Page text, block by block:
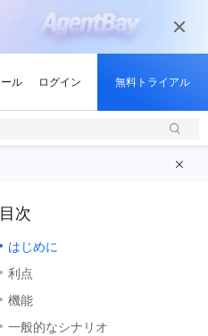
目次
はじめに
利点
機能
一般的なシナリオ